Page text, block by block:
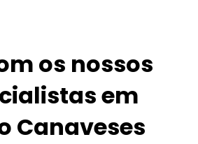
os nossos
em
Canaveses